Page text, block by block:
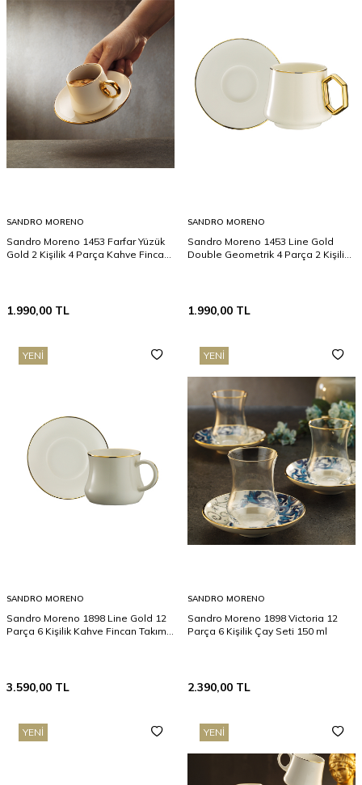
SANDRO MORENO
Sandro Moreno 1453 Farfar Yüzük
Gold 2 Kişilik 4 Parça Kahve Fincan
1.990,00 TL
SANDRO MORENO
Sandro Moreno 1453 Line Gold
Double Geometrik 4 Parça 2 Kişilik
1.990,00 TL
YENI
SANDRO MORENO
Sandro Moreno 1898 Line Gold 12
Parça 6 Kişilik Kahve Fincan Takımı
3.590,00 TL
YENI
SANDRO MORENO
Sandro Moreno 1898 Victoria 12
Parça 6 Kişilik Çay Seti 150 ml
2.390,00 TL
YENI YENI